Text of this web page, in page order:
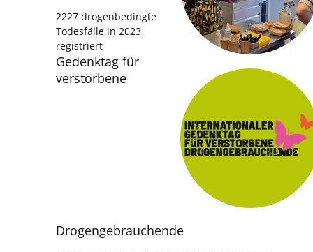
2227 drogenbedingte
Todesfälle in 2023
registriert
Gedenktag für
verstorbene
Drogengebrauchende